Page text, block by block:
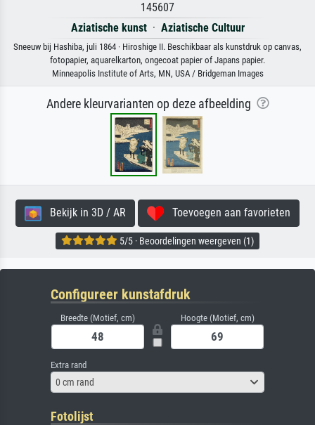
145607
Aziatische kunst· Aziatische Cultuur
Sneeuw bij Hashiba, juli 1864 · Hiroshige II. Beschikbaar als kunstdruk op canvas,
fotopapier, aquarelkarton, ongecoat papier of Japans papier.
Minneapolis Institute of Arts, MN, USA / Bridgeman Images
Andere kleurvarianten op deze afbeelding
Bekijk in 3D / AR Toevoegen aan favorieten
5/5 · Beoordelingen weergeven (1)
Configureer kunstafdruk
Breedte (Motief, cm) Hoogte (Motief, cm)
Extra rand
0 cm rand
Fotolijst